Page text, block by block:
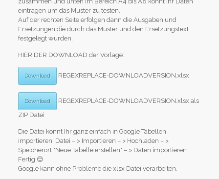
eintragen um das Muster zu testen.
Auf der rechten Seite erfolgen dann die Ausgaben und
Ersetzungen die durch das Muster und den Ersetzungstext
festgelegt wurden.
HIER DER DOWNLOAD der Vorlage:
Download REGEXREPLACE-DOWNLOADVERSION.xlsx
Download
REGEXREPLACE-DOWNLOADVERSION.xlsx als
ZIP Datei
Die Datei könnt Ihr ganz einfach in Google Tabellen
importieren: Datei – > Importieren – > Hochladen – >
Speicherort "Neue Tabelle erstellen" – > Daten importieren
Fertig 😊
Google kann ohne Probleme die xlsx Datei verarbeiten.